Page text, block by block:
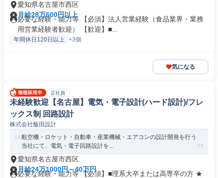
愛知県名古屋市西区
月給28万600円以上
必要な経験・能力等 【必須】法人営業経験（食品業界・業務
用営業経験者歓迎） 【歓迎】■...
年間休日120日以上 +3個
気になる
正社員
未経験歓迎【名古屋】電気・電子設計(ハード設計)/フレ
ックス制 回路設計
株式会社飯田設計
航空機・ロケット・自動車・産業機械・エアコンの設計開発を行う
当社にて、電気・電子回路設計を...
愛知県名古屋市西区
月給24万1000円～40万円
必要な経験・能力等 【必須】■理系大卒または高専卒の方 ★